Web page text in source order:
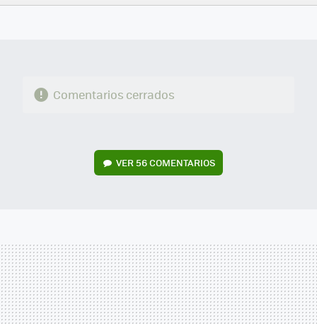
FACEBOOK
TWITTERFLIPBOARD
E-
WHATSAPP
Comentarios cerrados
VER56 COMENTARIOS